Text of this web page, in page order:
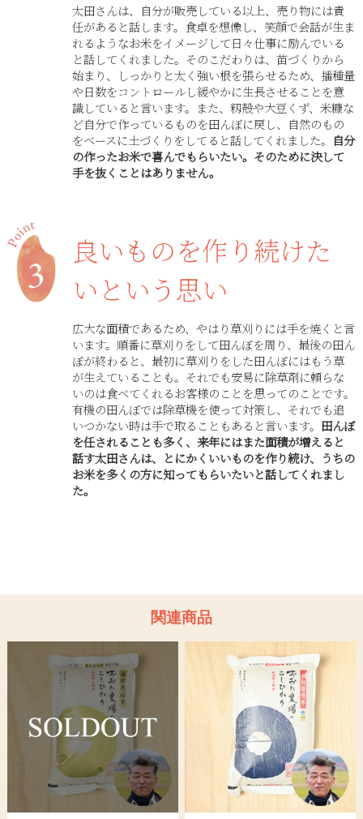
太田さんは、自分が販売している以上、売り物には責
任があると話します。食卓を想像し、笑顔で会話が生ま
れるようなお米をイメージして日々仕事に励んでいる
と話してくれました。そのこだわりは、苗づくりから
始まり、しっかりと太く強い根を張らせるため、播種量
や日数をコントロールし緩やかに生長させることを意
識していると言います。また、籾殻や大豆くず、米糠な
ど自分で作っているものを田んぼに戻し、自然のもの
をベースに土づくりをしてると話してくれました。 自分
の作ったお米で喜んでもらいたい。そのために決して
手を抜くことはありません。
良いものを作り続けた
いという思い
広大な面積であるため、やはり草刈りには手を焼くと言
います。順番に草刈りをして田んぼを周り、最後の田ん
ぼが終わると、最初に草刈りをした田んぼにはもう草
が生えていることも。それでも安易に除草剤に頼らな
いのは食べてくれるお客様のことを思ってのことです。
有機の田んぼでは除草機を使って対策し、それでも追
いつかない時は手で取ることもあると言います。 田んぼ
を任されることも多く、来年にはまた面積が増えると
話す太田さんは、とにかくいいものを作り続け、うちの
お米を多くの方に知ってもらいたいと話してくれまし
た。
関連商品